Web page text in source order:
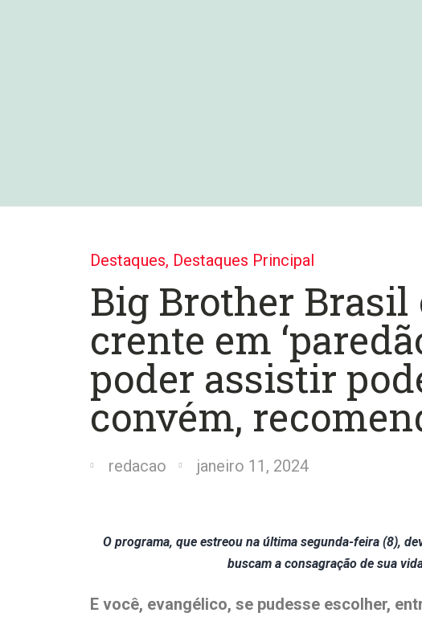
Destaques, Destaques Principal
Big Brother Brasil
crente em
poder assistir
convém,
redacao janeiro 11, 2024
O programa, que estreou na última segunda-feira (8),
buscam a consagração de sua
E você, evangélico, se pudesse escolher,